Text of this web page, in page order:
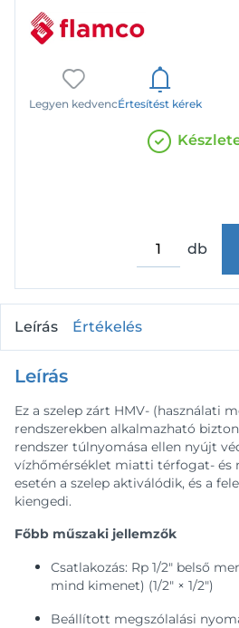
Legyen kedvencÉrtesítést kérek
db
Leírás Értékelés
Leírás
Ez a szelep zárt HMV- (használati
rendszerekben alkalmazható
rendszer túlnyomása ellen nyújt
vízhőmérséklet miatti térfogat- és
esetén a szelep aktiválódik, és a
kiengedi.
Főbb műszaki jellemzők
Csatlakozás: Rp 1/2″ belső
mind kimenet) (1/2″ × 1/2″)
Beállított megszólalási